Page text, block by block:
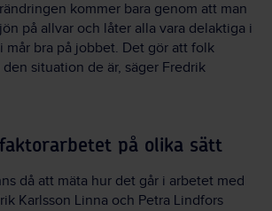
kommer bara genom att man
på allvar och låter alla vara delaktiga i
mår bra på jobbet. Det gör att folk
situation de är, säger Fredrik
på olika sätt
då att mäta hur det går i arbetet med
Karlsson Linna och Petra Lindfors